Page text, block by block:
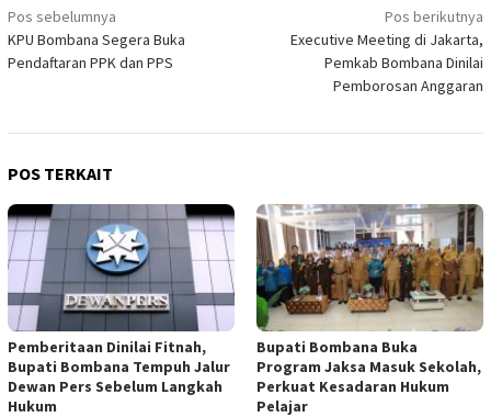
Navigasi
pos
Pos sebelumnya
KPU Bombana Segera Buka
Pendaftaran PPK dan PPS
Pos berikutnya
Executive Meeting di Jakarta,
Pemkab Bombana Dinilai
Pemborosan Anggaran
POS TERKAIT
Pemberitaan Dinilai Fitnah,
Bupati Bombana Tempuh Jalur
Dewan Pers Sebelum Langkah
Hukum
Bupati Bombana Buka
Program Jaksa Masuk Sekolah,
Perkuat Kesadaran Hukum
Pelajar